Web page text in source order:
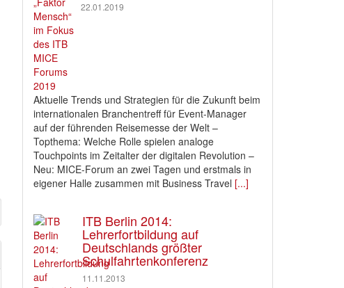
22.01.2019
Aktuelle Trends und Strategien für die Zukunft beim
internationalen Branchentreff für Event-Manager
auf der führenden Reisemesse der Welt –
Topthema: Welche Rolle spielen analoge
Touchpoints im Zeitalter der digitalen Revolution –
Neu: MICE-Forum an zwei Tagen und erstmals in
eigener Halle zusammen mit Business Travel [...]
ITB Berlin 2014:
Lehrerfortbildung auf
Deutschlands größter
Schulfahrtenkonferenz
11.11.2013